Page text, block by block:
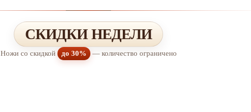
СКИДКИ НЕДЕЛИ
Ножи со скидкой до 30% — количество ограничено